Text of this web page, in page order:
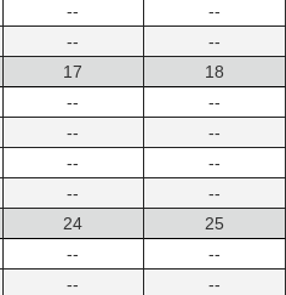
--
--
--
--
17
--
--
--
--
18
--
--
--
--
24
--
--
25
--
--